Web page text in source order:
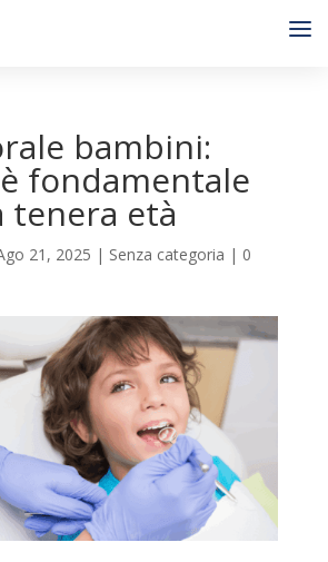
bambini:
fondamentale
tenera età
21, 2025 | Senza categoria | 0